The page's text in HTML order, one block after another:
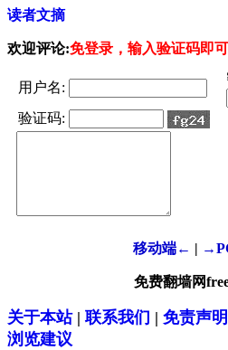
读者文摘
欢迎评论:免登录，输入验证码即
用户名:
验证码:
移动端← |
免费翻墙网
关于本站| 联系我们 | 免责声明
浏览建议